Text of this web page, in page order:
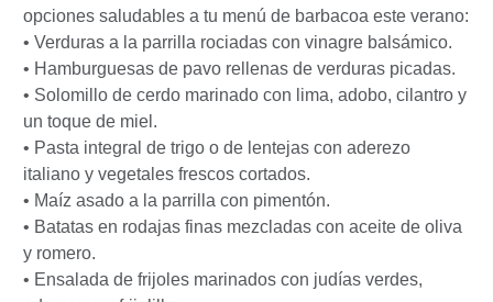
opciones saludables a tu menú de barbacoa este verano:
• Verduras a la parrilla rociadas con vinagre balsámico.
• Hamburguesas de pavo rellenas de verduras picadas.
• Solomillo de cerdo marinado con lima, adobo, cilantro y
un toque de miel.
• Pasta integral de trigo o de lentejas con aderezo
italiano y vegetales frescos cortados.
• Maíz asado a la parrilla con pimentón.
• Batatas en rodajas finas mezcladas con aceite de oliva
y romero.
• Ensalada de frijoles marinados con judías verdes,